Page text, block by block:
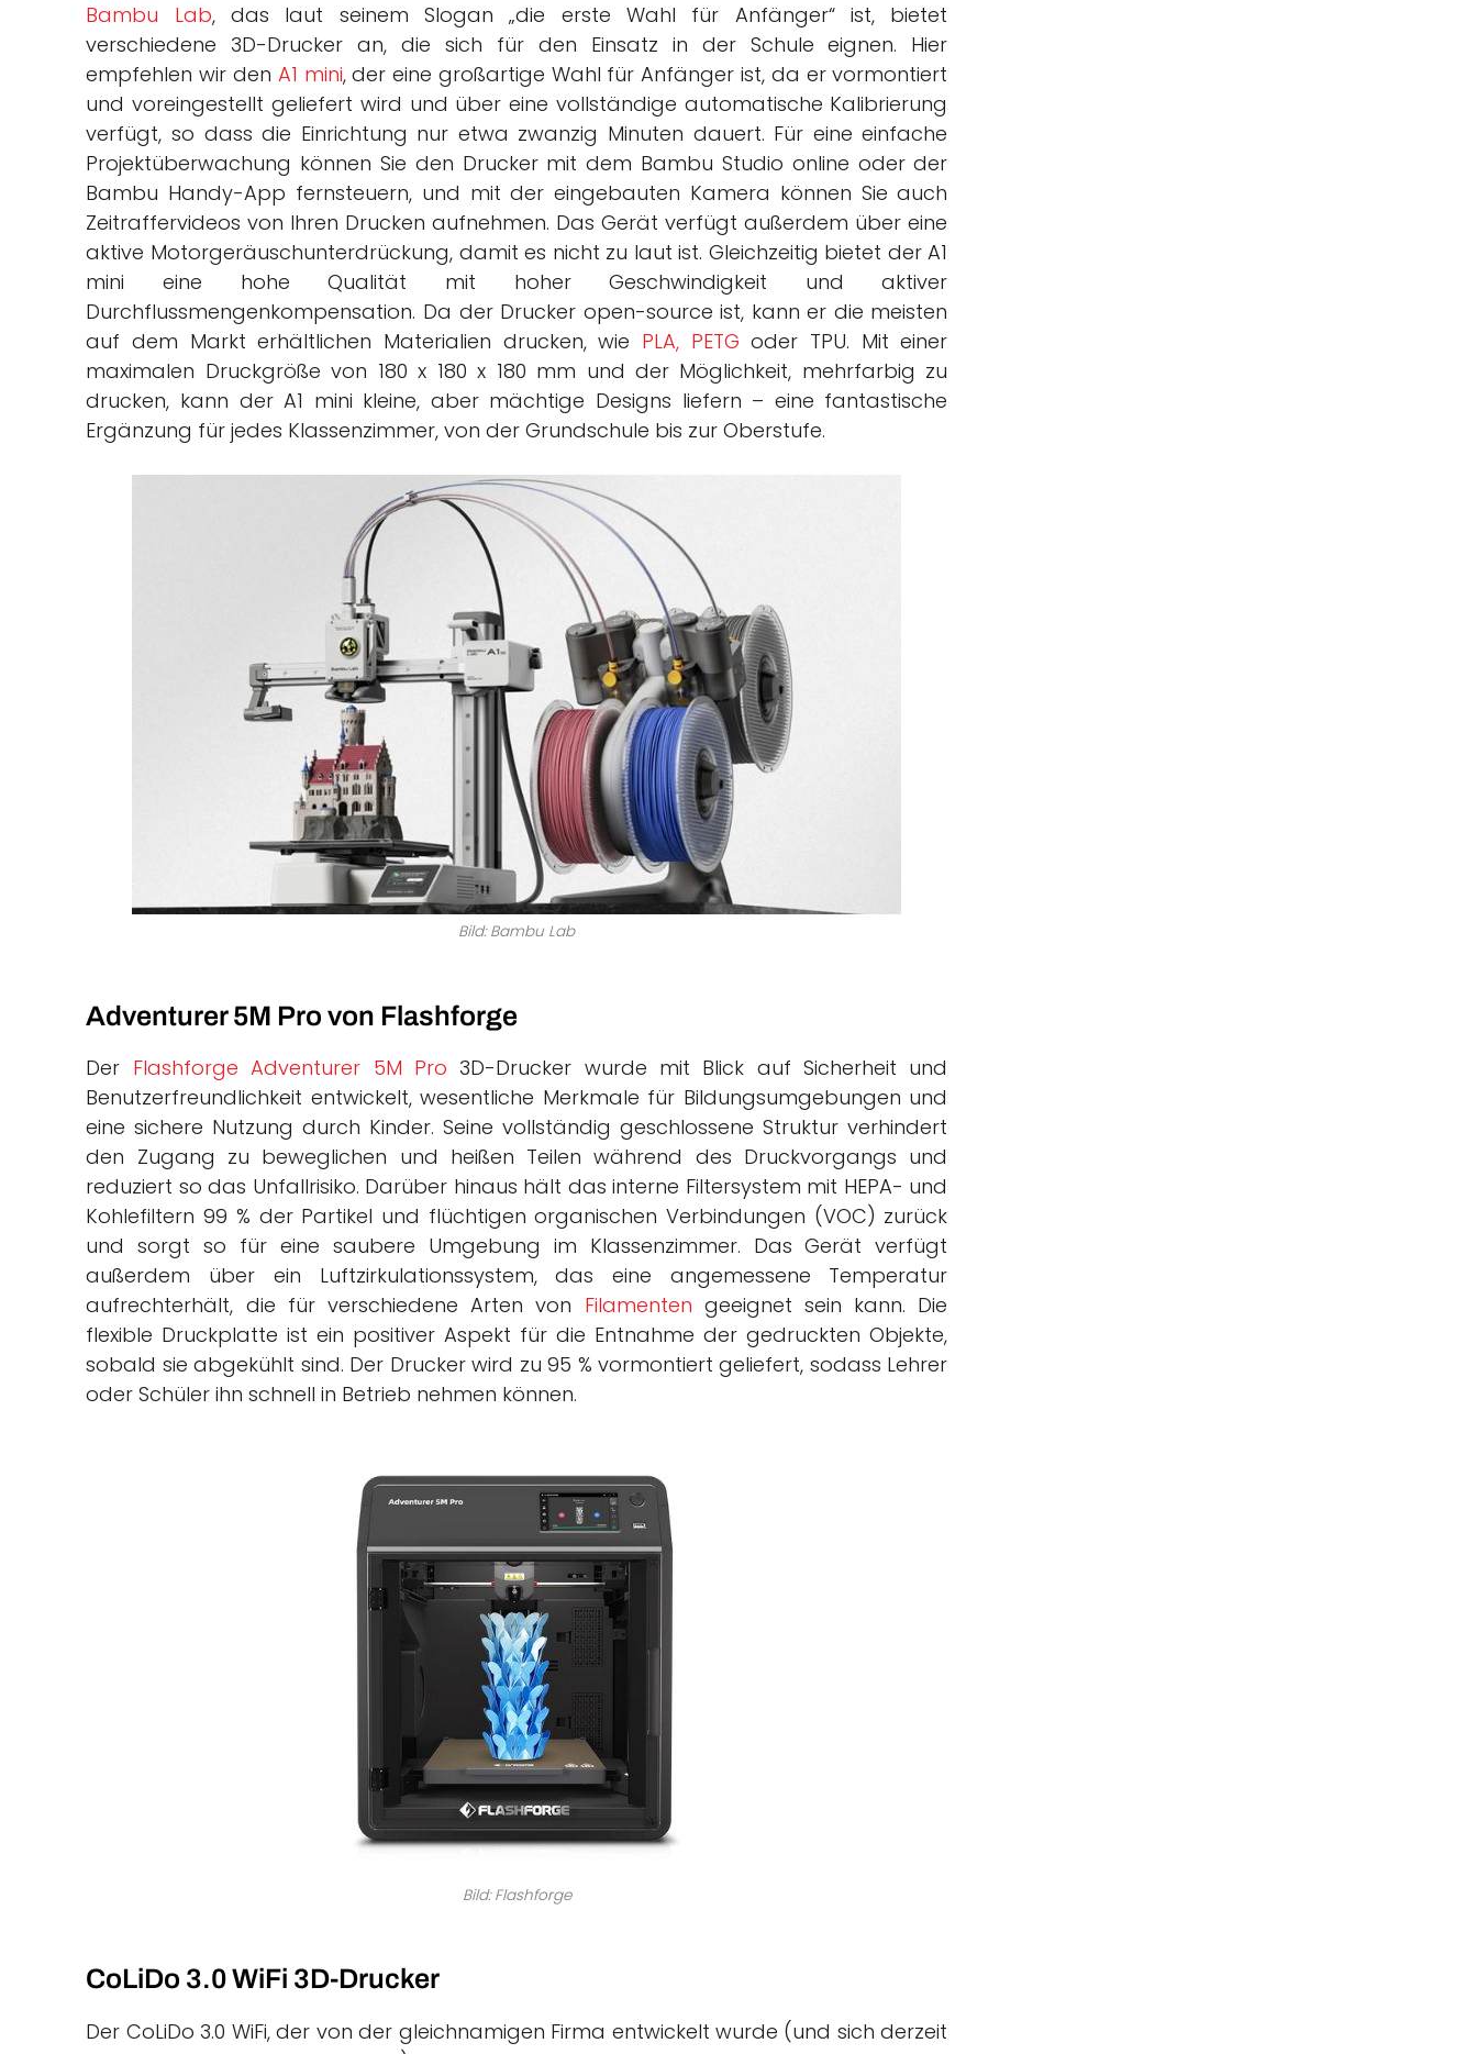
Bambu Lab, das laut seinem Slogan „die erste Wahl für Anfänger“ ist, bietet
verschiedene 3D-Drucker an, die sich für den Einsatz in der Schule eignen. Hier
empfehlen wir den A1 mini, der eine großartige Wahl für Anfänger ist, da er vormontiert
und voreingestellt geliefert wird und über eine vollständige automatische Kalibrierung
verfügt, so dass die Einrichtung nur etwa zwanzig Minuten dauert. Für eine einfache
Projektüberwachung können Sie den Drucker mit dem Bambu Studio online oder der
Bambu Handy-App fernsteuern, und mit der eingebauten Kamera können Sie auch
Zeitraffervideos von Ihren Drucken aufnehmen. Das Gerät verfügt außerdem über eine
aktive Motorgeräuschunterdrückung, damit es nicht zu laut ist. Gleichzeitig bietet der A1
mini eine hohe Qualität mit hoher Geschwindigkeit und aktiver
Durchflussmengenkompensation. Da der Drucker open-source ist, kann er die meisten
auf dem Markt erhältlichen Materialien drucken, wie PLA, PETG oder TPU. Mit einer
maximalen Druckgröße von 180 x 180 x 180 mm und der Möglichkeit, mehrfarbig zu
drucken, kann der A1 mini kleine, aber mächtige Designs liefern – eine fantastische
Ergänzung für jedes Klassenzimmer, von der Grundschule bis zur Oberstufe.
Bild: Bambu Lab
Adventurer 5M Pro von Flashforge
Der Flashforge Adventurer 5M Pro 3D-Drucker wurde mit Blick auf Sicherheit und
Benutzerfreundlichkeit entwickelt, wesentliche Merkmale für Bildungsumgebungen und
eine sichere Nutzung durch Kinder. Seine vollständig geschlossene Struktur verhindert
den Zugang zu beweglichen und heißen Teilen während des Druckvorgangs und
reduziert so das Unfallrisiko. Darüber hinaus hält das interne Filtersystem mit HEPA- und
Kohlefiltern 99 % der Partikel und flüchtigen organischen Verbindungen (VOC) zurück
und sorgt so für eine saubere Umgebung im Klassenzimmer. Das Gerät verfügt
außerdem über ein Luftzirkulationssystem, das eine angemessene Temperatur
aufrechterhält, die für verschiedene Arten von Filamenten geeignet sein kann. Die
flexible Druckplatte ist ein positiver Aspekt für die Entnahme der gedruckten Objekte,
sobald sie abgekühlt sind. Der Drucker wird zu 95 % vormontiert geliefert, sodass Lehrer
oder Schüler ihn schnell in Betrieb nehmen können.
Bild: Flashforge
CoLiDo 3.0 WiFi 3D-Drucker
Der CoLiDo 3.0 WiFi, der von der gleichnamigen Firma entwickelt wurde (und sich derzeit